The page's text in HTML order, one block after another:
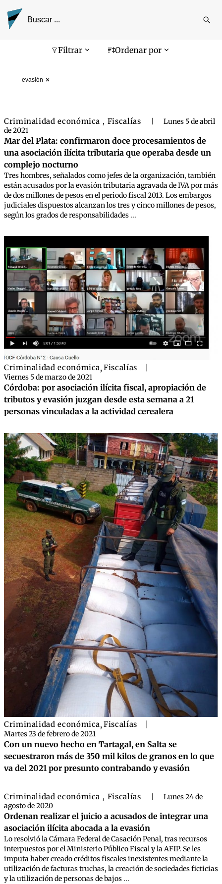
Filtrar Ordenar por
evasión
Pantalla de búsqueda
Criminalidad económica , Fiscalías
Lunes 5 de abril
de 2021
Mar del Plata: confirmaron doce procesamientos de
una asociación ilícita tributaria que operaba desde un
complejo nocturno
Tres hombres, señalados como jefes de la organización, también
están acusados por la evasión tributaria agravada de IVA por más
de dos millones de pesos en el periodo fiscal 2013. Los embargos
judiciales dispuestos alcanzan los tres y cinco millones de pesos,
según los grados de responsabilidades ...
Criminalidad económica, Fiscalías
Viernes 5 de marzo de 2021
Córdoba: por asociación ilícita fiscal, apropiación de
tributos y evasión juzgan desde esta semana a 21
personas vinculadas a la actividad cerealera
Criminalidad económica,Fiscalías
Martes 23 de febrero de 2021
Con un nuevo hecho en Tartagal, en Salta se
secuestraron más de 350 mil kilos de granos en lo que
va del 2021 por presunto contrabando y evasión
Criminalidad económica , Fiscalías
Lunes 24 de
agosto de 2020
Ordenan realizar el juicio a acusados de integrar una
asociación ilícita abocada a la evasión
Lo resolvió la Cámara Federal de Casación Penal, tras recursos
interpuestos por el Ministerio Público Fiscal y la AFIP. Se les
imputa haber creado créditos fiscales inexistentes mediante la
utilización de facturas truchas, la creación de sociedades ficticias
y la utilización de personas de bajos ...